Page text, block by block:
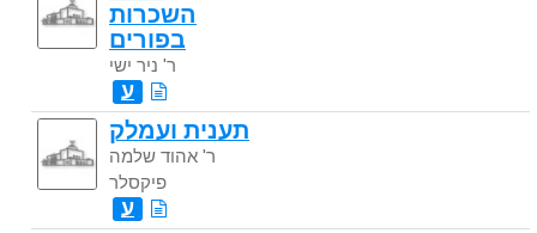
השכרות
בפורים
ר' ניר ישי
ע
תענית ועמלק
ר' אהוד שלמה
פיקסלר
ע